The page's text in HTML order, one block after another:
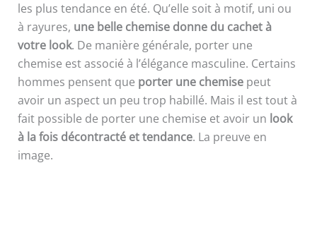
les plus tendance en été. Qu’elle soit à motif, uni ou
à rayures, une belle chemise donne du cachet à
votre look. De manière générale, porter une
chemise est associé à l’élégance masculine. Certains
hommes pensent que porter une chemisepeut
avoir un aspect un peu trop habillé. Mais il est tout à
fait possible de porter une chemise et avoir un look
à la fois décontracté et tendance. La preuve en
image.